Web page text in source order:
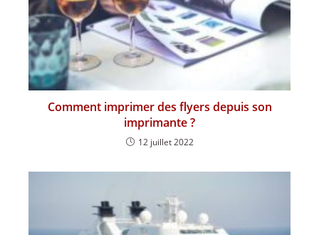
Comment imprimer des flyers depuis son
imprimante ?
12 juillet 2022